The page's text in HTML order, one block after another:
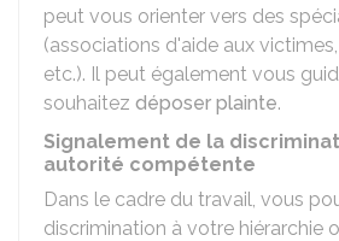
peut vous orienter vers des
(associations d'aide aux
etc.). Il peut également vous
souhaitez déposer plainte.
Signalement de la
autorité compétente
Dans le cadre du travail, vous
discrimination à votre hiérarchie